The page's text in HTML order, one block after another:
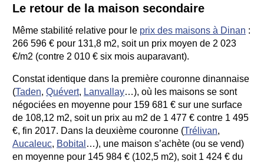
Le retour de la maison secondaire
Même stabilité relative pour le prix des maisons à Dinan :
266 596 € pour 131,8 m2, soit un prix moyen de 2 023
€/m2 (contre 2 010 € six mois auparavant).
Constat identique dans la première couronne dinannaise
(Taden, Quévert, Lanvallay…), où les maisons se sont
négociées en moyenne pour 159 681 € sur une surface
de 108,12 m2, soit un prix au m2 de 1 477 € contre 1 495
€, fin 2017. Dans la deuxième couronne (Trélivan,
Aucaleuc, Bobital …), une maison s’achète (ou se vend)
en moyenne pour 145 984 € (102,5 m2), soit 1 424 € du